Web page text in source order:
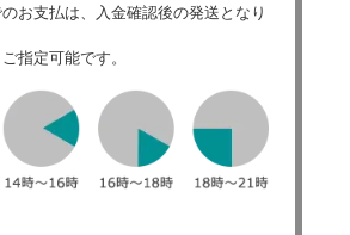
お支払は、入金確認後の発送となり
指定可能です。